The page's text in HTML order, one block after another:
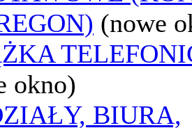
(nowe
okno)
BIURA,